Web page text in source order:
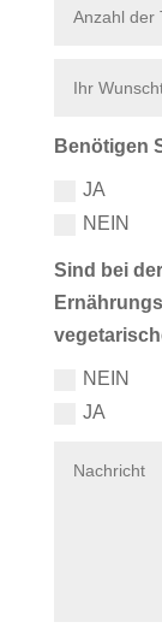
Benötigen
JA
NEIN
Sind bei
NEIN
JA